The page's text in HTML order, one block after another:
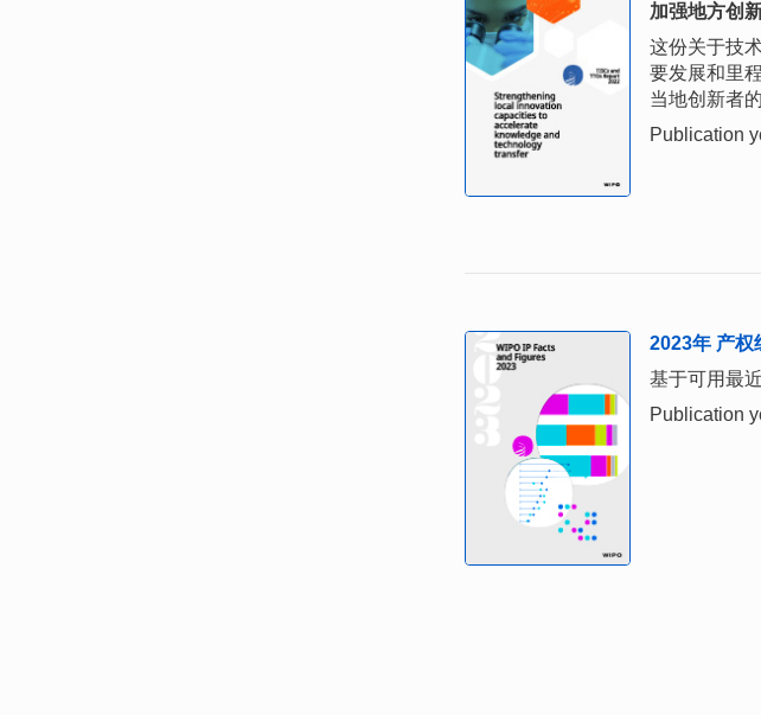
加强地方创
这份关于技
要发展和里
当地创新者
Publication
2023年 产权
基于可用最
Publication